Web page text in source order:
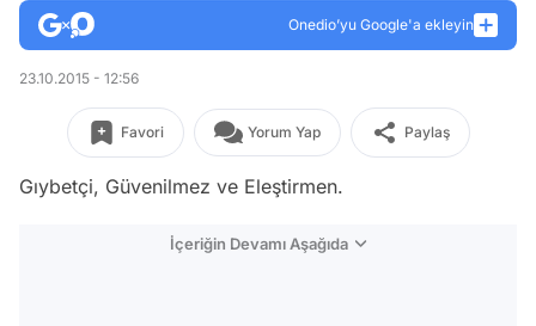
Onedio’yu Google'a ekleyin
23.10.2015 - 12:56
Favori Yorum Yap Paylaş
Gıybetçi, Güvenilmez ve Eleştirmen.
İçeriğin Devamı Aşağıda